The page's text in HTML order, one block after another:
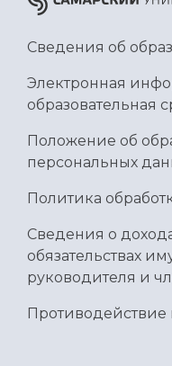
Умный дом
Официальные
Сведения об
Электронная
образовательная
Положение об
персональных
Политика
Сведения о
обязательствах
руководителя и